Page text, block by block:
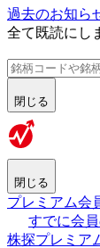
過去のお知ら
全て既読にし
閉じる
閉じる
プレミアム会
すでに会
株探プレミア